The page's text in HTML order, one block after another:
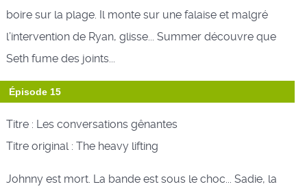
boire sur la plage. Il monte sur une falaise et malgré
l’intervention de Ryan, glisse... Summer découvre que
Seth fume des joints...
Épisode 15
Titre : Les conversations gênantes
Titre original : The heavy lifting
Johnny est mort. La bande est sous le choc... Sadie, la